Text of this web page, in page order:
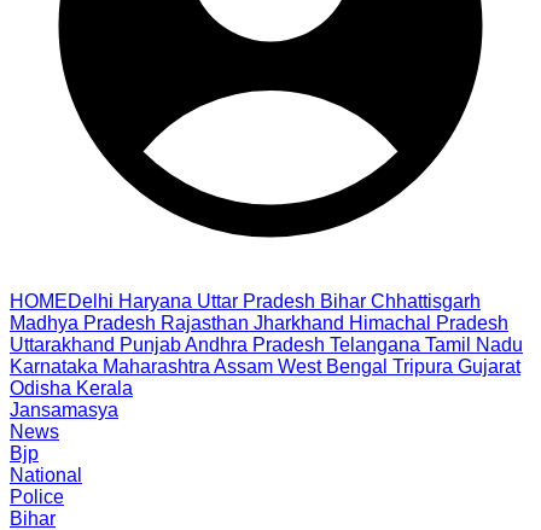
HOMEDelhi Haryana Uttar Pradesh Bihar Chhattisgarh
Madhya Pradesh Rajasthan Jharkhand Himachal Pradesh
Uttarakhand PunjabAndhra Pradesh Telangana Tamil Nadu
Karnataka Maharashtra Assam West Bengal Tripura Gujarat
Odisha Kerala
Jansamasya
News
Bjp
National
Police
Bihar